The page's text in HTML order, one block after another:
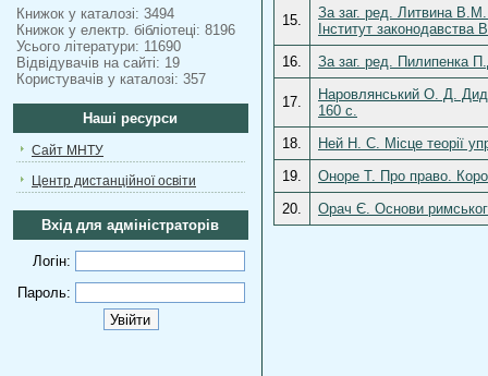
Книжок у каталозі: 3494
Книжок у електр. бібліотеці: 8196
Усього літератури: 11690
Відвідувачів на сайті: 19
Користувачів у каталозі: 357
Наші ресурси
Сайт МНТУ
Центр дистанційної освіти
Вхід для адміністраторів
Логін:
Пароль:
15.
За заг. ред. Литвина В.М.
Інститут
16.
За заг. ред. Пилипенка
17.
Наровлянський О. Д.
160 с.
18.
Ней Н. С. Місце теорії
19.
Оноре Т. Про право.
20.
Орач Є. Основи